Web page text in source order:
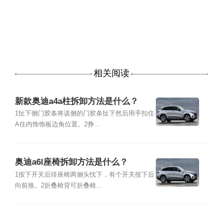
相关阅读
新款奥迪a4a柱拆卸方法是什么？
1扯下侧门胶条将该侧的门胶条扯下然后用手扣住
A住内饰饰板边角位置。2挣...
奥迪a6l座椅拆卸方法是什么？
1按下开关后排座椅两侧头忱下，有个开关按下后
向前推。2折叠椅背可折叠椅...